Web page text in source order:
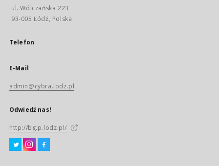
ul. Wólczańska 223
93-005 Łódź, Polska
Telefon
E-Mail
admin@cybra.lodz.pl
Odwiedź nas!
http://bg.p.lodz.pl/